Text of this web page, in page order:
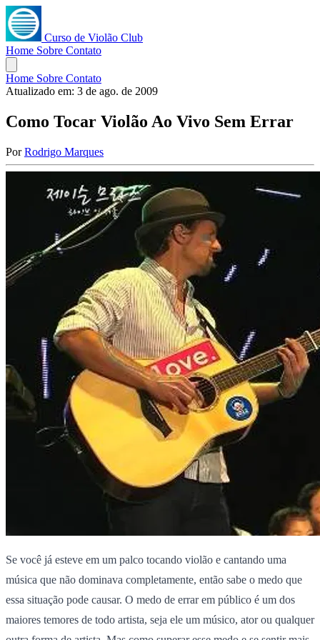
Curso de Violão Club
Home Sobre Contato
Home Sobre Contato
Atualizado em: 3 de ago. de 2009
Como Tocar Violão Ao Vivo Sem Errar
Por Rodrigo Marques
Se você já esteve em um palco tocando violão e cantando uma
música que não dominava completamente, então sabe o medo que
essa situação pode causar. O medo de errar em público é um dos
maiores temores de todo artista, seja ele um músico, ator ou qualquer